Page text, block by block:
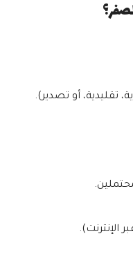
أو تصدير).
الإنترنت).